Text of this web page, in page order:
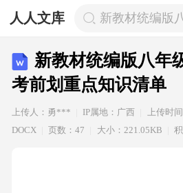
人人文库 新教材统编版
新教材统编版八年
考前划重点知识清单
上传人：勇*** IP属地：广西 上传时
DOCX
页数：47 大小：221.05KB